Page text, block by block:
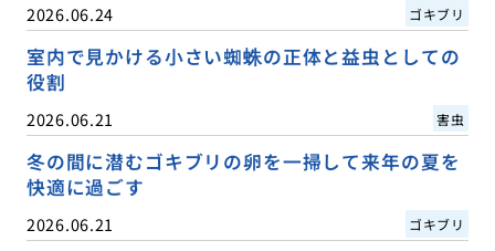
2026.06.24 ゴキブリ
室内で見かける小さい蜘蛛の正体と益虫としての
役割
2026.06.21 害虫
冬の間に潜むゴキブリの卵を一掃して来年の夏を
快適に過ごす
2026.06.21 ゴキブリ